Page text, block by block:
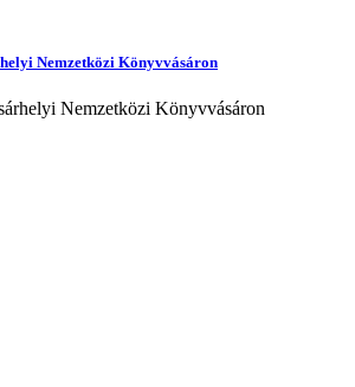
Nemzetközi Könyvvásáron
Nemzetközi Könyvvásáron